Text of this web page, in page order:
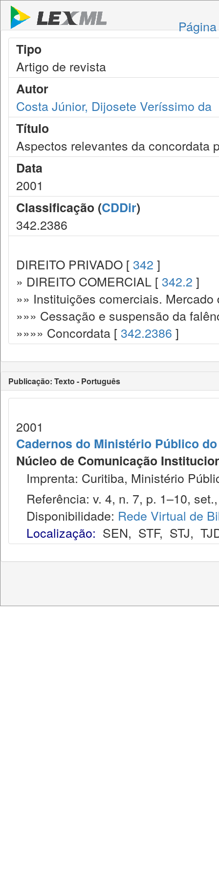
Tipo
Artigo de revista
Autor
Costa Júnior, Dijosete Veríssimo da
Título
Aspectos relevantes da concordata
Data
2001
Classificação (CDDir)
342.2386
DIREITO PRIVADO [ 342 ]
» DIREITO COMERCIAL [ 342.2 ]
»» Instituições comerciais.
»»» Cessação e suspensão da
»»»» Concordata [ 342.2386 ]
Publicação: Texto - Português
2001
Cadernos do Ministério Público
Núcleo de Comunicação
Imprenta: Curitiba, Ministério
Referência: v. 4, n. 7, p. 1–10,
Disponibilidade: Rede Virtual de
Localização: SEN, STF, STJ,